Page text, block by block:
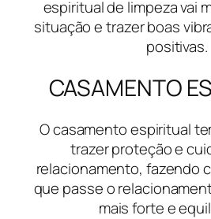
espiritual de limpeza vai
situação e trazer boas
positivas.
CASAMENTO
O casamento espiritual
trazer proteção e
relacionamento, fazendo
que passe o
mais forte e